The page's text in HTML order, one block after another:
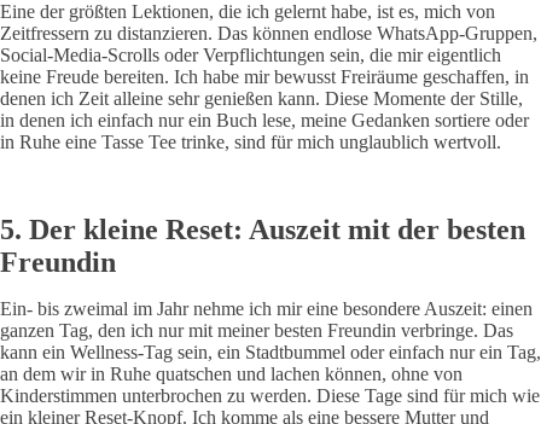
Eine der größten Lektionen, die ich gelernt habe, ist es, mich von
Zeitfressern zu distanzieren. Das können endlose WhatsApp-Gruppen,
Social-Media-Scrolls oder Verpflichtungen sein, die mir eigentlich
keine Freude bereiten. Ich habe mir bewusst Freiräume geschaffen, in
denen ich Zeit alleine sehr genießen kann. Diese Momente der Stille,
in denen ich einfach nur ein Buch lese, meine Gedanken sortiere oder
in Ruhe eine Tasse Tee trinke, sind für mich unglaublich wertvoll.
5. Der kleine Reset: Auszeit mit der besten
Freundin
Ein- bis zweimal im Jahr nehme ich mir eine besondere Auszeit: einen
ganzen Tag, den ich nur mit meiner besten Freundin verbringe. Das
kann ein Wellness-Tag sein, ein Stadtbummel oder einfach nur ein Tag,
an dem wir in Ruhe quatschen und lachen können, ohne von
Kinderstimmen unterbrochen zu werden. Diese Tage sind für mich wie
ein kleiner Reset-Knopf. Ich komme als eine bessere Mutter und